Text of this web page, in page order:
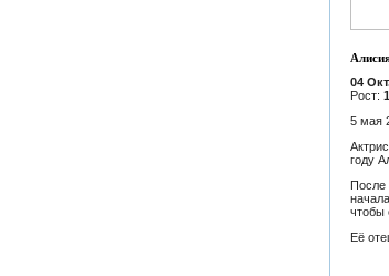
04
Рост:
5 мая
году
После
чтобы
Её